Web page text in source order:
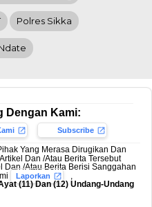
Polres Sikka
Dengan Kami:
Subscribe
Yang Merasa Dirugikan Dan
Dan /Atau Berita Tersebut
Dan /Atau Berita Berisi Sanggahan
Laporkan
,
(11) Dan (12) Undang-Undang